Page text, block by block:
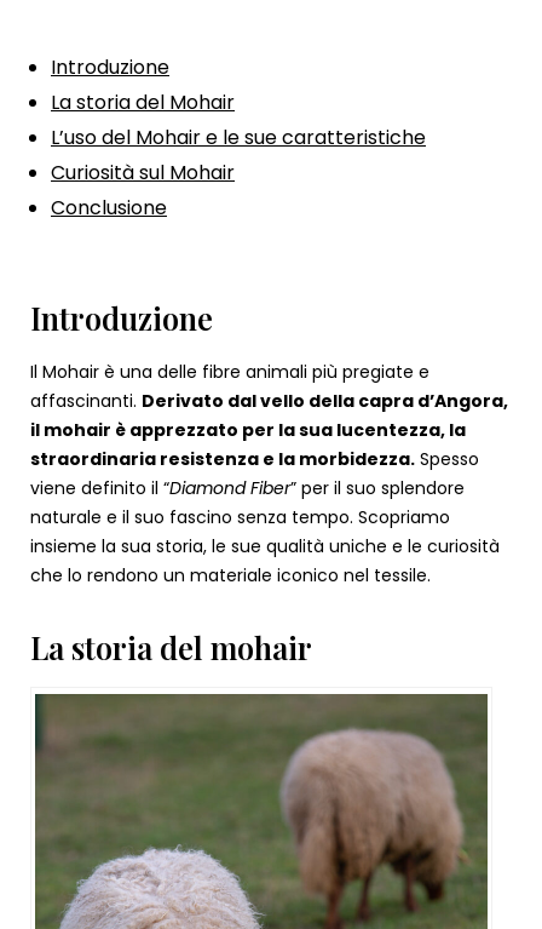
Introduzione
La storia del Mohair
L’uso del Mohair e le sue caratteristiche
Curiosità sul Mohair
Conclusione
Introduzione
Il Mohair è una delle fibre animali più pregiate e
affascinanti. Derivato dal vello della capra d’Angora,
il mohair è apprezzato per la sua lucentezza, la
straordinaria resistenza e la morbidezza. Spesso
viene definito il “Diamond Fiber” per il suo splendore
naturale e il suo fascino senza tempo. Scopriamo
insieme la sua storia, le sue qualità uniche e le curiosità
che lo rendono un materiale iconico nel tessile.
La storia del mohair